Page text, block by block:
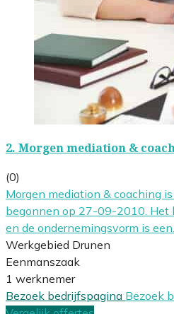
2. Morgen mediation &
(0)
Morgen mediation & coaching
begonnen op 27-09-2010. Het
en de ondernemingsvorm is een…
Werkgebied Drunen
Eenmanszaak
1 werknemer
Bezoek bedrijfspagina Bezoek